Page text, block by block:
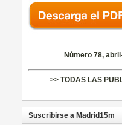
Número 78,
>> TODAS LAS
Suscribirse a Madrid15m